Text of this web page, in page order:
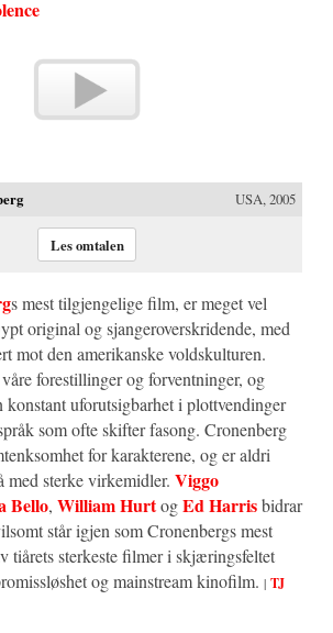
USA, 2005
Les omtalen
s mest tilgjengelige film, er meget vel
original og sjangeroverskridende, med
mot den amerikanske voldskulturen.
forestillinger og forventninger, og
konstant uforutsigbarhet i plottvendinger
som ofte skifter fasong. Cronenberg
for karakterene, og er aldri
med sterke virkemidler. Viggo
Bello, William HurtogEd Harrisbidrar
står igjen som Cronenbergs mest
tiårets sterkeste filmer i skjæringsfeltet
og mainstream kinofilm. | TJ